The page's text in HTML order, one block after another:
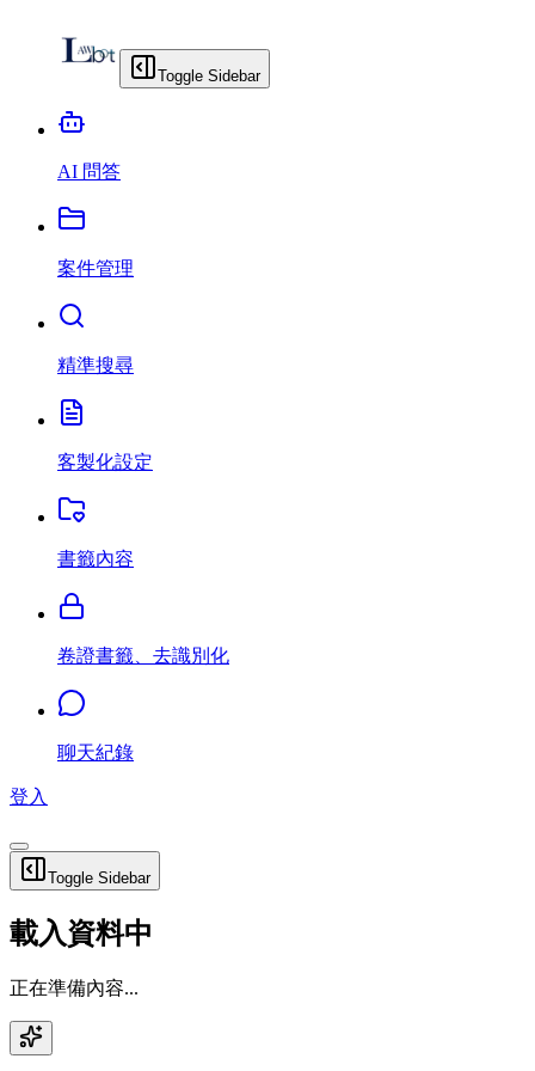
Toggle Sidebar
AI 問答
案件管理
精準搜尋
客製化設定
書籤內容
卷證書籤、去識別化
聊天紀錄
登入
Toggle Sidebar
載入資料中
正在準備內容...